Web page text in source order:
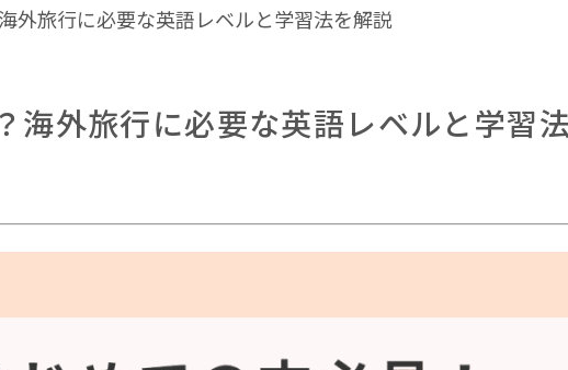
外旅行に必要な英語レベルと学習法を解説
海外旅行に必要な英語レベルと学習法